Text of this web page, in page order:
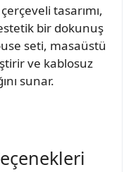
tasarımı,
bir dokunuş
seti, masaüstü
ve kablosuz
sunar.